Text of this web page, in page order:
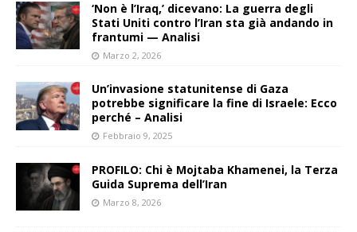
‘Non è l’Iraq,’ dicevano: La guerra degli
Stati Uniti contro l’Iran sta già andando in
frantumi — Analisi
Marzo 2, 2026
Un’invasione statunitense di Gaza
potrebbe significare la fine di Israele: Ecco
perché – Analisi
Febbraio 9, 2025
PROFILO: Chi è Mojtaba Khamenei, la Terza
Guida Suprema dell’Iran
Marzo 8, 2026